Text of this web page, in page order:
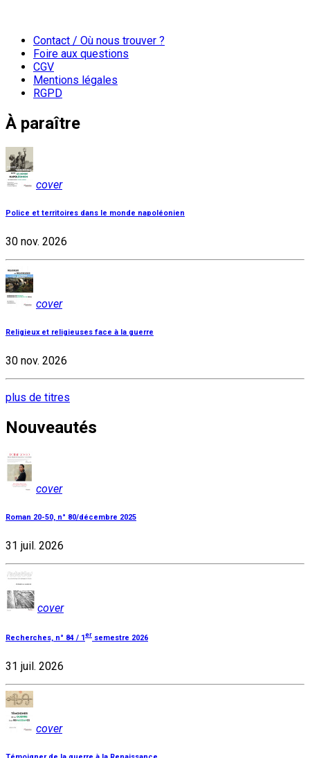
Contact / Où nous trouver ?
Foire aux questions
CGV
Mentions légales
RGPD
À paraître
cover
Police et territoires dans le monde napoléonien
30 nov. 2026
cover
Religieux et religieuses face à la guerre
30 nov. 2026
plus de titres
Nouveautés
cover
Roman 20-50, n° 80/décembre 2025
31 juil. 2026
cover
Recherches, n° 84 / 1 er semestre 2026
31 juil. 2026
cover